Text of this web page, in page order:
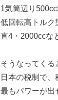
1気筒辺り500cc
低回転高トルク
直4・2000ccな
そうなってくる
日本の税制で、
最もパワーが出